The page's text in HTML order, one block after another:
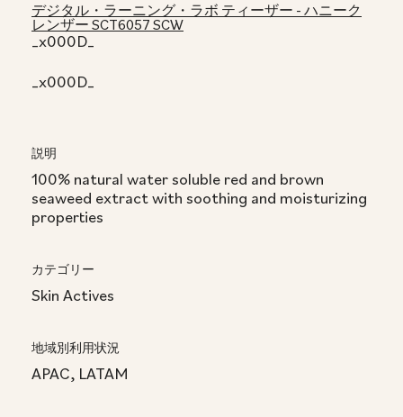
デジタル・ラーニング・ラボ ティーザー - ハニーク
レンザー SCT6057 SCW
_x000D_
_x000D_
説明
100% natural water soluble red and brown
seaweed extract with soothing and moisturizing
properties
カテゴリー
Skin Actives
地域別利用状況
APAC, LATAM